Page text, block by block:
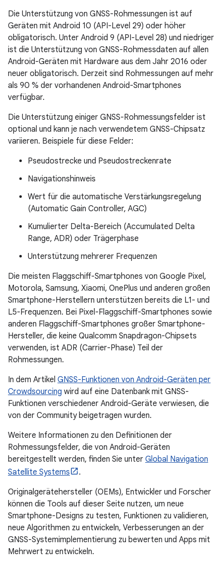
Die Unterstützung von GNSS-Rohmessungen ist auf
Geräten mit Android 10 (API-Level 29) oder höher
obligatorisch. Unter Android 9 (API-Level 28) und niedriger
ist die Unterstützung von GNSS-Rohmessdaten auf allen
Android-Geräten mit Hardware aus dem Jahr 2016 oder
neuer obligatorisch. Derzeit sind Rohmessungen auf mehr
als 90 % der vorhandenen Android-Smartphones
verfügbar.
Die Unterstützung einiger GNSS-Rohmessungsfelder ist
optional und kann je nach verwendetem GNSS-Chipsatz
variieren. Beispiele für diese Felder:
Pseudostrecke und Pseudostreckenrate
Navigationshinweis
Wert für die automatische Verstärkungsregelung
(Automatic Gain Controller, AGC)
Kumulierter Delta-Bereich (Accumulated Delta
Range, ADR) oder Trägerphase
Unterstützung mehrerer Frequenzen
Die meisten Flaggschiff-Smartphones von Google Pixel,
Motorola, Samsung, Xiaomi, OnePlus und anderen großen
Smartphone-Herstellern unterstützen bereits die L1- und
L5-Frequenzen. Bei Pixel-Flaggschiff-Smartphones sowie
anderen Flaggschiff-Smartphones großer Smartphone-
Hersteller, die keine Qualcomm Snapdragon-Chipsets
verwenden, ist ADR (Carrier-Phase) Teil der
Rohmessungen.
In dem Artikel GNSS-Funktionen von Android-Geräten per
Crowdsourcing wird auf eine Datenbank mit GNSS-
Funktionen verschiedener Android-Geräte verwiesen, die
von der Community beigetragen wurden.
Weitere Informationen zu den Definitionen der
Rohmessungsfelder, die von Android-Geräten
bereitgestellt werden, finden Sie unter Global Navigation
Satellite Systems
.
Originalgerätehersteller (OEMs), Entwickler und Forscher
können die Tools auf dieser Seite nutzen, um neue
Smartphone-Designs zu testen, Funktionen zu validieren,
neue Algorithmen zu entwickeln, Verbesserungen an der
GNSS-Systemimplementierung zu bewerten und Apps mit
Mehrwert zu entwickeln.